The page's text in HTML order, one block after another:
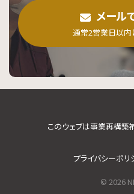
メール
通常2営業日以内
このウェブは事業再構築
プライバシーポリ
© 2026